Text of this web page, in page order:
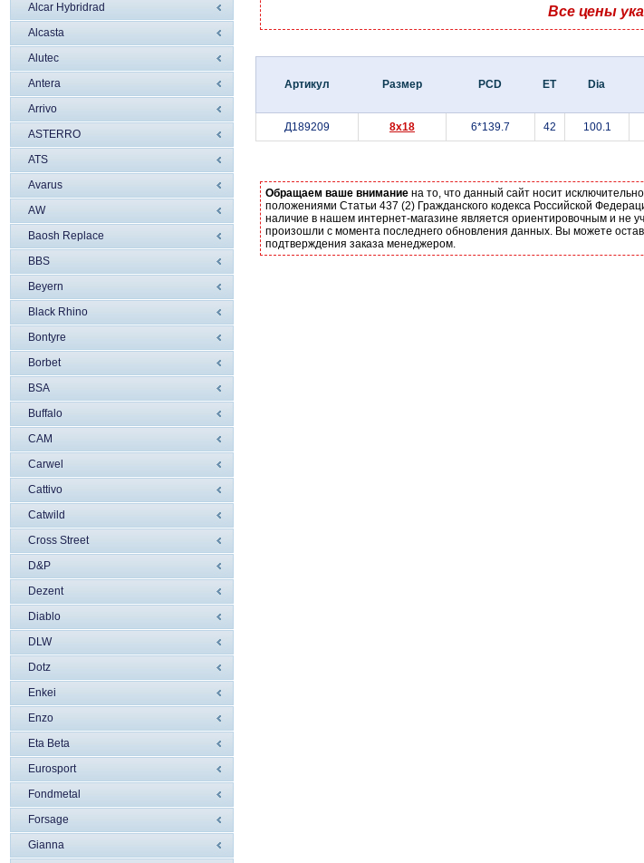
Alcar Hybridrad
Alcasta
Alutec
Antera
Arrivo
ASTERRO
ATS
Avarus
AW
Baosh Replace
BBS
Beyern
Black Rhino
Bontyre
Borbet
BSA
Buffalo
CAM
Carwel
Cattivo
Catwild
Cross Street
D&P
Dezent
Diablo
DLW
Dotz
Enkei
Enzo
Eta Beta
Eurosport
Fondmetal
Forsage
Gianna
Все цены
Артикул Размер PCD ET Dia
Д189209 8x18 6*139.7 42 100.1
Обращаем ваше внимание на то, что данный сайт носит
положениями Статьи 437 (2) Гражданского кодекса Российской
наличие в нашем интернет-магазине является ориентировочным и не
произошли с момента последнего обновления данных. Вы можете
подтверждения заказа менеджером.